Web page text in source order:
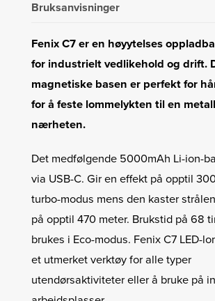
Bruksanvisninger
Fenix C7 er en høyytelses
for industrielt vedlikehold og drift.
magnetiske basen er perfekt for
for å feste lommelykten til en
nærheten.
Det medfølgende 5000mAh Li-ion-
via USB-C. Gir en effekt på opptil
turbo-modus mens den kaster
på opptil 470 meter. Brukstid på 68
brukes i Eco-modus. Fenix C7 LED-
et utmerket verktøy for alle typer
utendørsaktiviteter eller å bruke på